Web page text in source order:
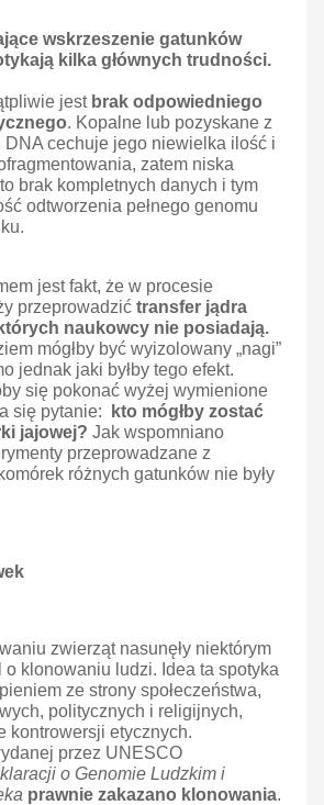
wskrzeszenie gatunków
kilka głównych trudności.
jest brak odpowiedniego
. Kopalne lub pozyskane z
DNA cechuje jego niewielka ilość i
zatem niska
brak kompletnych danych i tym
odtworzenia pełnego genomu
jest fakt, że w procesie
przeprowadzić transfer jądra
naukowcy nie posiadają.
mógłby być wyizolowany „nagi”
jednak jaki byłby tego efekt.
się pokonać wyżej wymienione
się pytanie:
kto mógłby zostać
jajowej? Jak wspomniano
przeprowadzane z
różnych gatunków nie były
zwierząt nasunęły niektórym
o klonowaniu ludzi. Idea ta spotyka
ze strony społeczeństwa,
politycznych i religijnych,
kontrowersji etycznych.
przez UNESCO
o Genomie Ludzkim i
prawnie zakazano klonowania.